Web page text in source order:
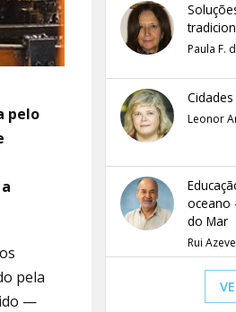
pelo
pela
—
Paula F.
Leonor
oceano
do Mar
Rui